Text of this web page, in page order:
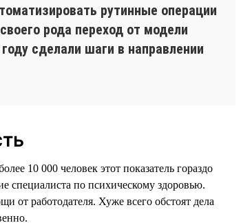
рутинные операции
рода переход от модели
сделали шаги в направлении
10 000 человек этот показатель гораздо
специалиста по психическому здоровью.
от работодателя. Хуже всего обстоят дела